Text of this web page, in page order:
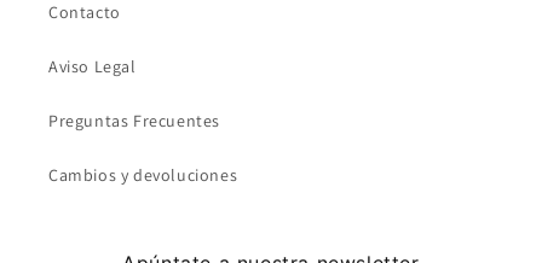
Contacto
Aviso Legal
Preguntas Frecuentes
Cambios y devoluciones